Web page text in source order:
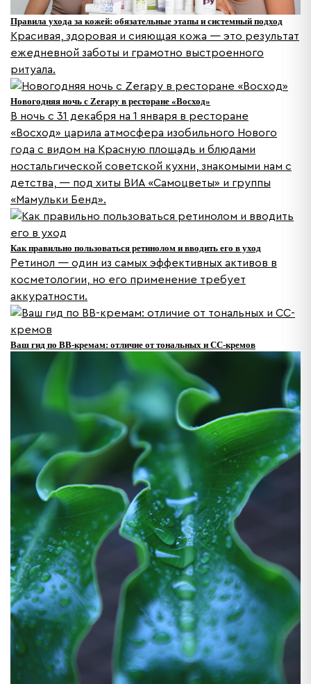
Правила ухода за кожей: обязательные этапы и системный подход
Красивая, здоровая и сияющая кожа — это результат
ежедневной заботы и грамотно выстроенного
ритуала.
Новогодняя ночь с Zerapy в ресторане «Восход»
В ночь с 31 декабря на 1 января в ресторане
«Восход» царила атмосфера изобильного Нового
года с видом на Красную площадь и блюдами
ностальгической советской кухни, знакомыми нам с
детства, — под хиты ВИА «Самоцветы» и группы
«Мамульки Бенд».
Как правильно пользоваться ретинолом и вводить его в уход
Ретинол — один из самых эффективных активов в
косметологии, но его применение требует
аккуратности.
Ваш гид по BB-кремам: отличие от тональных и CC-кремов